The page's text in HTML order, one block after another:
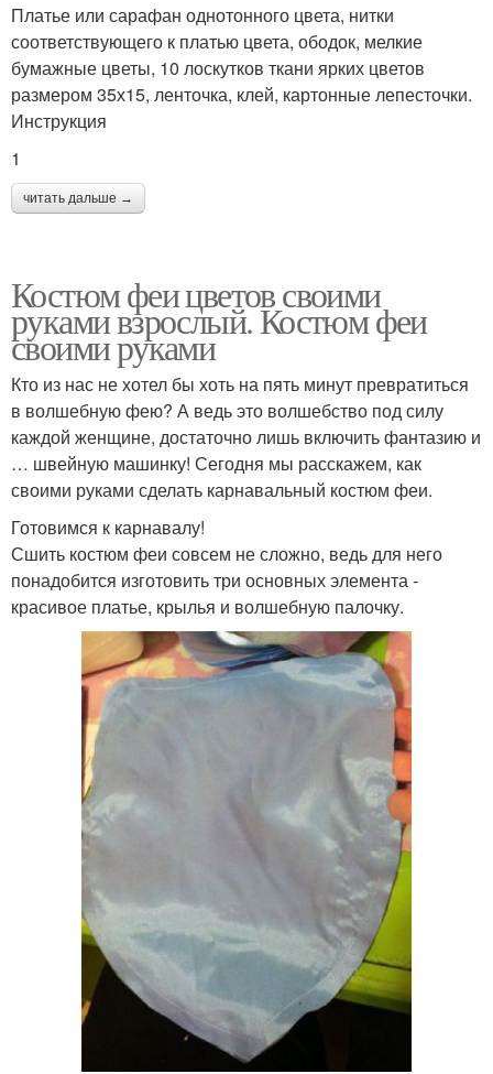
Платье или сарафан однотонного цвета, нитки
соответствующего к платью цвета, ободок, мелкие
бумажные цветы, 10 лоскутков ткани ярких цветов
размером 35х15, ленточка, клей, картонные лепесточки.
Инструкция
1
читать дальше →
Костюм феи цветов своими
руками взрослый. Костюм феи
своими руками
Кто из нас не хотел бы хоть на пять минут превратиться
в волшебную фею? А ведь это волшебство под силу
каждой женщине, достаточно лишь включить фантазию и
… швейную машинку! Сегодня мы расскажем, как
своими руками сделать карнавальный костюм феи.
Готовимся к карнавалу!
Сшить костюм феи совсем не сложно, ведь для него
понадобится изготовить три основных элемента -
красивое платье, крылья и волшебную палочку.